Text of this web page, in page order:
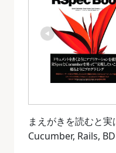
まえがきを読むと
Cucumber, Rails,